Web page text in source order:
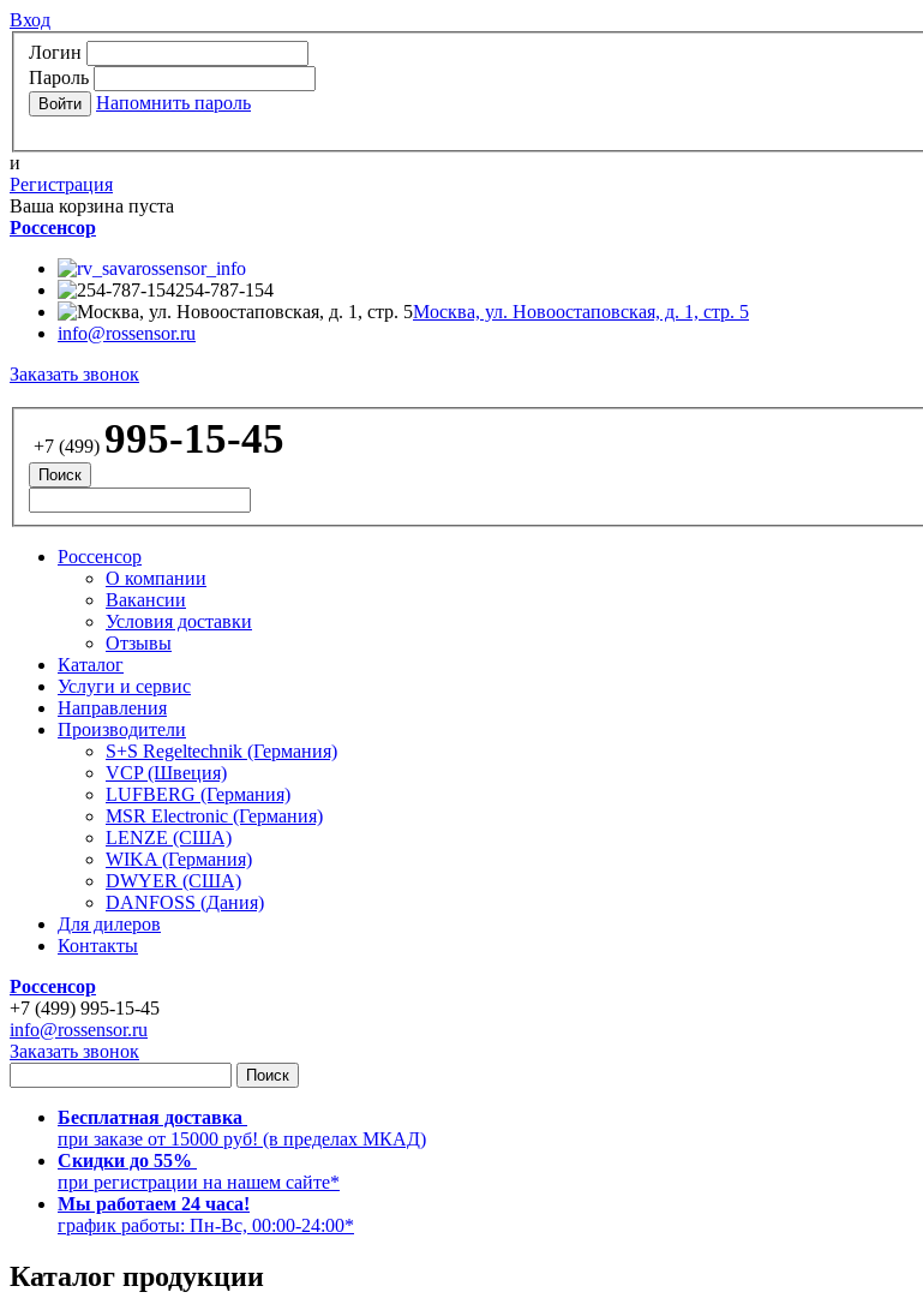
Вход
Логин
Пароль
Напомнить пароль
и
Регистрация
Ваша корзина пуста
Россенсор
rossensor_info
254-787-154
Москва, ул. Новоостаповская, д. 1, стр. 5
info@rossensor.ru
Заказать звонок
+7 (499) 995-15-45
Россенсор
О компании
Вакансии
Условия доставки
Отзывы
Каталог
Услуги и сервис
Направления
Производители
S+S Regeltechnik (Германия)
VCP (Швеция)
LUFBERG (Германия)
MSR Electronic (Германия)
LENZE (США)
WIKA (Германия)
DWYER (США)
DANFOSS (Дания)
Для дилеров
Контакты
Россенсор
+7 (499) 995-15-45
info@rossensor.ru
Заказать звонок
Бесплатная доставка
при заказе от 15000 руб! (в пределах МКАД)
Скидки до 55%
при регистрации на нашем сайте*
Мы работаем 24 часа!
график работы: Пн-Вс, 00:00-24:00*
Каталог продукции